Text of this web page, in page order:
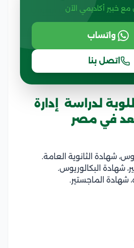
خبير أكاديمي الآن
واتساب
اتصل بنا
لدراسة إدارة
في مصر
شهادة الثانوية العامة.
شهادة البكالوريوس.
شهادة الماجستير.